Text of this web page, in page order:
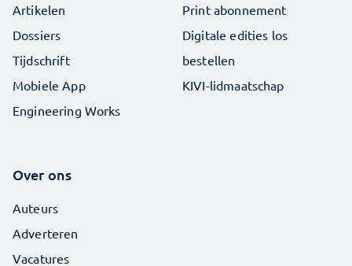
Artikelen
Dossiers
Tijdschrift
Mobiele App
Engineering Works
Print abonnement
Digitale edities los
bestellen
KIVI-lidmaatschap
Over ons
Auteurs
Adverteren
Vacatures